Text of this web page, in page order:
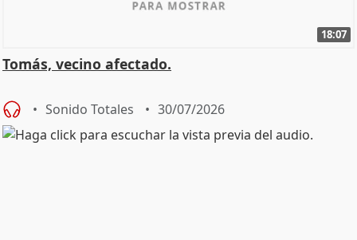
18:07
Tomás, vecino afectado.
Sonido Totales 30/07/2026